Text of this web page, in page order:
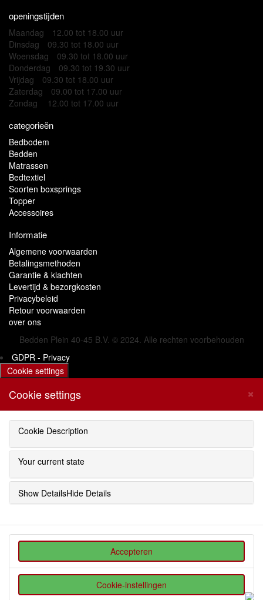
openingstijden
Maandag
12.00 tot 18.00 uur
Dinsdag
09.30 tot 18.00 uur
Woensdag
09.30 tot 18.00 uur
Donderdag
09.30 tot 19.30 uur
Vrijdag
09.30 tot 18.00 uur
Zaterdag
09.00 tot 17.00 uur
Zondag
12.00 tot 17.00 uur
categorieën
Bedbodem
Bedden
Matrassen
Bedtextiel
Soorten boxsprings
Topper
Accessoires
Informatie
Algemene voorwaarden
Betalingsmethoden
Garantie & klachten
Levertijd & bezorgkosten
Privacybeleid
Retour voorwaarden
over ons
Bedden Plein 40-45 B.V. © 2024. Alle rechten voorbehouden
GDPR - Privacy
Cookie settings
×
Cookie settings
Cookie Description
Your current state
Show DetailsHide Details
Accepteren
Cookie-instellingen